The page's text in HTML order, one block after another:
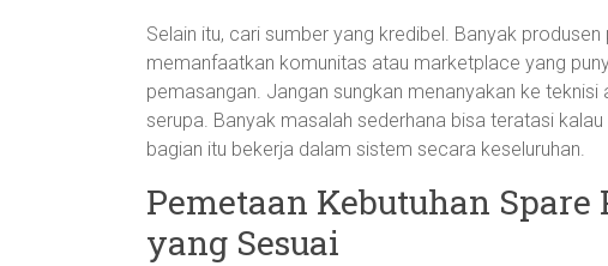
Selain itu, cari sumber yang kredibel. Banyak
memanfaatkan komunitas atau marketplace yang
pemasangan. Jangan sungkan menanyakan ke
serupa. Banyak masalah sederhana bisa teratasi
bagian itu bekerja dalam sistem secara keseluruhan.
Pemetaan Kebutuhan Spare
yang Sesuai